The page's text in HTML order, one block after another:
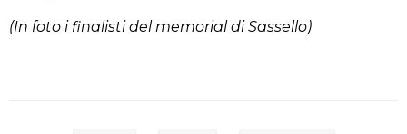
(In foto i finalisti del memorial di Sassello)